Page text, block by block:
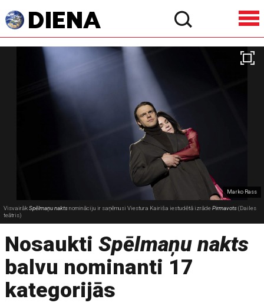
Marko Rass
VisvairākSpēlmaņu naktsnomināciju ir saņēmusi Viestura Kairiša iestudētā izrādePirmavots(Dailes
teātris)
NosauktiSpēlmaņu nakts
balvu nominanti 17
kategorijās